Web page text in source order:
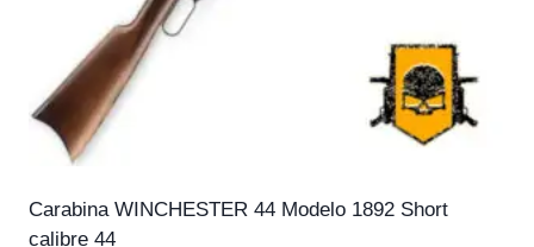
Carabina WINCHESTER 44 Modelo 1892 Short
calibre 44